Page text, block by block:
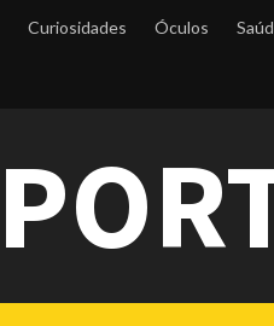
Curiosidades Óculos